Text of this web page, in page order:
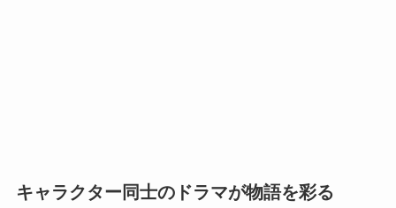
キャラクター同士のドラマが物語を彩る